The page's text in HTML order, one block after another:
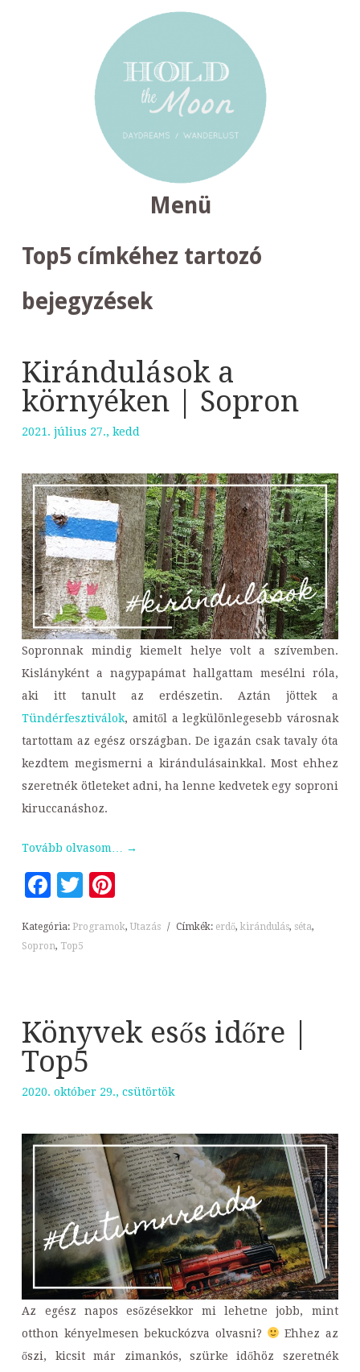
Menü
Top5 címkéhez tartozó
bejegyzések
Kirándulások a
környéken | Sopron
2021. július 27., kedd
Sopronnak mindig kiemelt helye volt a szívemben.
Kislányként a nagypapámat hallgattam mesélni róla,
aki itt tanult az erdészetin. Aztán jöttek a
Tündérfesztiválok, amitől a legkülönlegesebb városnak
tartottam az egész országban. De igazán csak tavaly óta
kezdtem megismerni a kirándulásainkkal. Most ehhez
szeretnék ötleteket adni, ha lenne kedvetek egy soproni
kiruccanáshoz.
Tovább olvasom… →
Facebook
Twitter
Kategória: Programok,Utazás / Címkék: erdő,kirándulás, séta,
Sopron, Top5
Könyvek esős időre |
Top5
2020. október 29., csütörtök
Az egész napos esőzésekkor mi lehetne jobb, mint
otthon kényelmesen bekuckózva olvasni?
Ehhez az
őszi, kicsit már zimankós, szürke időhöz szeretnék